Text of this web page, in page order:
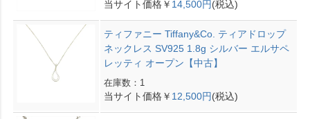
当サイト価格￥ 14,500円(税込)
ティファニー Tiffany&Co. ティアドロップ
ネックレス SV925 1.8g シルバー エルサペ
レッティ オープン【中古】
在庫数：1
当サイト価格￥ 12,500円(税込)